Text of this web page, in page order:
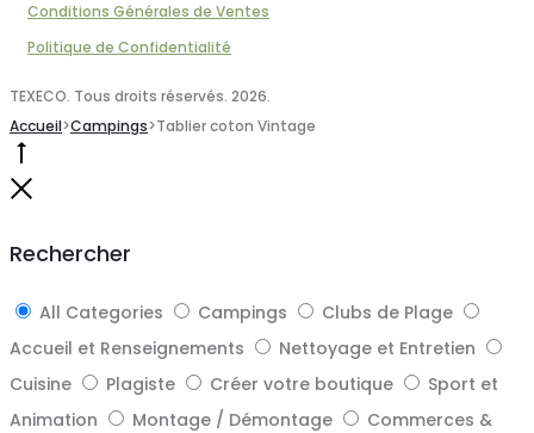
Conditions Générales de Ventes
Politique de Confidentialité
TEXECO. Tous droits réservés. 2026.
Accueil>Campings>Tablier coton Vintage
Rechercher
All Categories Campings
Clubs de Plage
Accueil et Renseignements
Nettoyage et Entretien
Cuisine
Plagiste Créer votre boutique
Sport et
Animation
Montage / Démontage
Commerces &